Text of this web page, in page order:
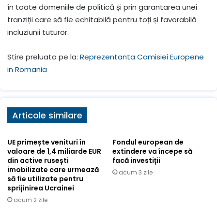
în toate domeniile de politică și prin garantarea unei
tranziții care să fie echitabilă pentru toți și favorabilă
incluziunii tuturor.
Stire preluata pe la: Reprezentanta Comisiei Europene
in Romania
Articole similare
UE primește venituri în
valoare de 1,4 miliarde EUR
din active rusești
imobilizate care urmează
să fie utilizate pentru
sprijinirea Ucrainei
acum 2 zile
Fondul european de
extindere va începe să
facă investiții
acum 3 zile